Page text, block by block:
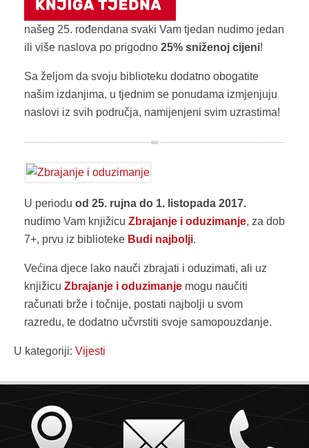
našeg 25. rođendana svaki Vam tjedan nudimo jedan
ili više naslova po prigodno 25% sniženoj cijeni!
Sa željom da svoju biblioteku dodatno obogatite
našim izdanjima, u tjednim se ponudama izmjenjuju
naslovi iz svih područja, namijenjeni svim uzrastima!
U periodu od 25. rujna do 1. listopada 2017.
nudimo Vam knjižicu Zbrajanje i oduzimanje, za dob
7+, prvu iz biblioteke Budi najbolji.
Većina djece lako nauči zbrajati i oduzimati, ali uz
knjižicu Zbrajanje i oduzimanje mogu naučiti
računati brže i točnije, postati najbolji u svom
razredu, te dodatno učvrstiti svoje samopouzdanje.
U kategoriji: Vijesti